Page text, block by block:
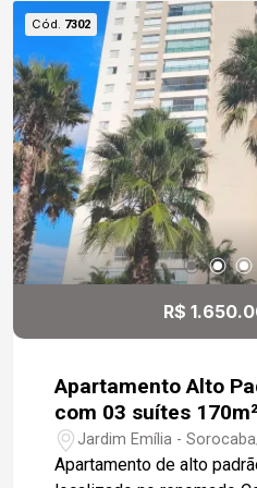
Cód. 7302
R$
Apartamento Alto
com 03 suítes
Jardim Emília -
Apartamento de alto